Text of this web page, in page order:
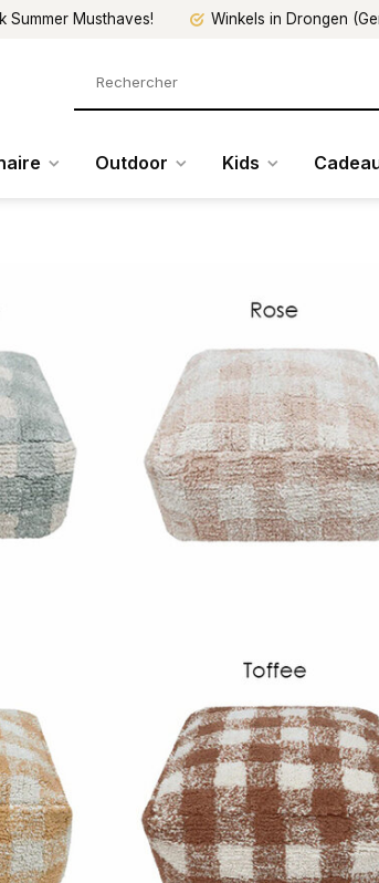
Summer Musthaves! Winkels in Drongen
Outdoor Kids